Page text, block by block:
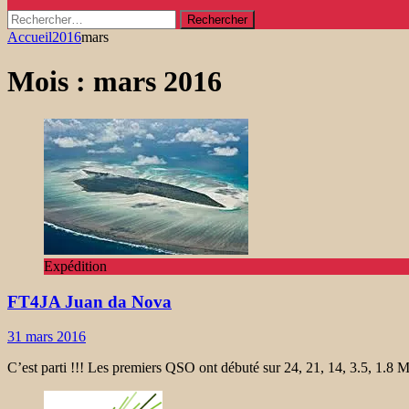
Rechercher :
Accueil2016mars
Mois : mars 2016
Expédition
FT4JA Juan da Nova
31 mars 2016
C’est parti !!! Les premiers QSO ont débuté sur 24, 21, 14, 3.5, 1.8